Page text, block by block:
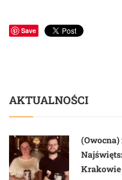
Save
AKTUALNOŚCI
Krakowie